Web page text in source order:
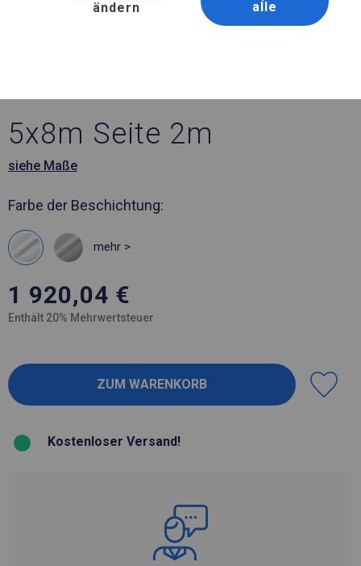
5x8m Seite 2m
siehe Maße
Farbe der Beschichtung:
mehr >
1 920,04 €
Enthält 20% Mehrwertsteuer
Kostenloser Versand!
ändern
alle